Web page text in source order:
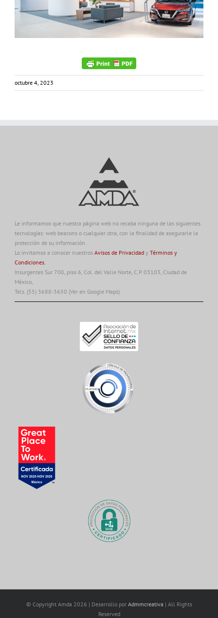
octubre 4, 2023
Le informamos que nuestra página web no recaba ninguna de las siguientes
tecnologías: web beacons o cualquier otra, con la finalidad de asegurarle la
protección de su información.
Lo invitamos a conocer nuestros Avisos de Privacidad y Términos y
Condiciones.
Insurgentes Sur 700, piso 6, Col. del Valle Norte, C.P. 03103, Ciudad de
México,
Tels. (55) 3688-3650 (Ver en Google Maps)
© Copyright Amda 2026 | Desarrollo por Admmcreativa | All Rights
Reserved